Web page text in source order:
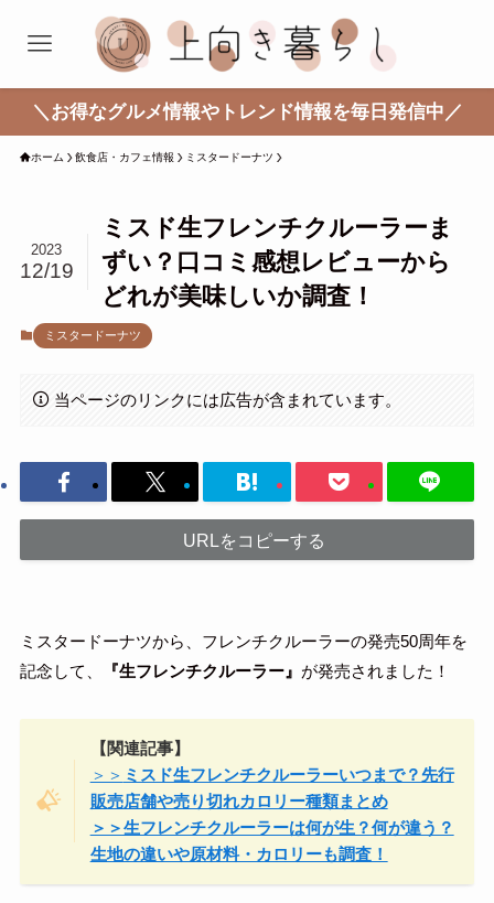
＼お得なグルメ情報やトレンド情報を毎日発信中／
ホーム 飲食店・カフェ情報 ミスタードーナツ
ミスド生フレンチクルーラーま
ずい？口コミ感想レビューから
どれが美味しいか調査！
2023
12/19
ミスタードーナツ
当ページのリンクには広告が含まれています。
URLをコピーする
ミスタードーナツから、フレンチクルーラーの発売50周年を
記念して、
『生フレンチクルーラー』 が発売されました！
【関連記事】
＞＞ ミスド生フレンチクルーラーいつまで？先行
販売店舗や売り切れカロリー種類まとめ
＞＞生フレンチクルーラーは何が生？何が違う？
生地の違いや原材料・カロリーも調査！